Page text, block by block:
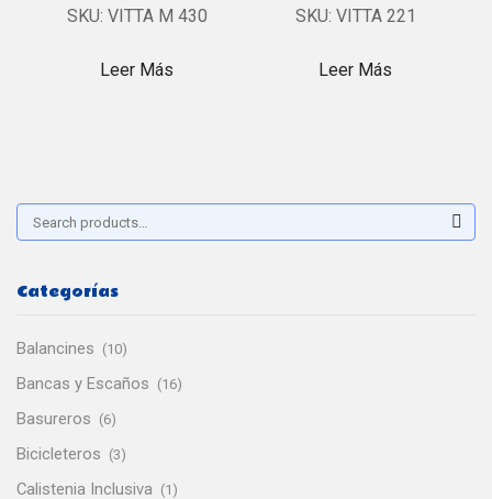
SKU: VITTA M 430
Leer Más
SKU: VITTA 221
Leer Más
Buscar:
Categorías
Balancines (10)
Bancas y Escaños (16)
Basureros (6)
Bicicleteros (3)
Calistenia Inclusiva (1)